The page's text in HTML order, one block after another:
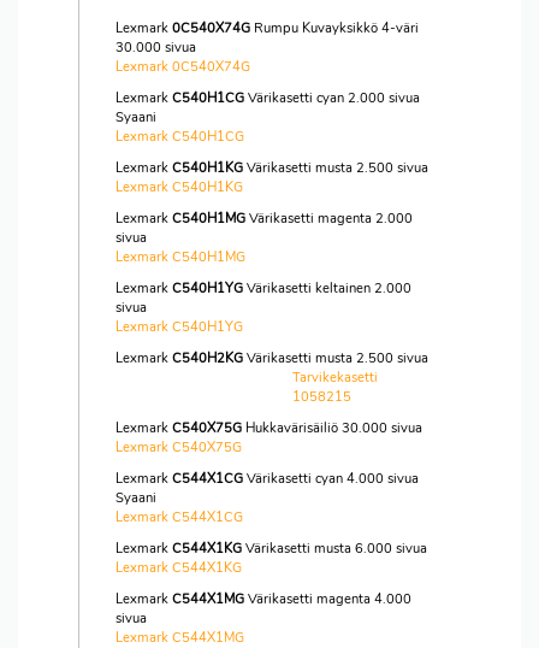
Lexmark 0C540X74G Rumpu Kuvayksikkö 4-väri
30.000 sivua
Lexmark 0C540X74G
Lexmark C540H1CG Värikasetti cyan 2.000 sivua
Syaani
Lexmark C540H1CG
Lexmark C540H1KG Värikasetti musta 2.500 sivua
Lexmark C540H1KG
Lexmark C540H1MG Värikasetti magenta 2.000
sivua
Lexmark C540H1MG
Lexmark C540H1YG Värikasetti keltainen 2.000
sivua
Lexmark C540H1YG
Lexmark C540H2KG Värikasetti musta 2.500 sivua
Tarvikekasetti
1058215
Lexmark C540X75G Hukkavärisäiliö 30.000 sivua
Lexmark C540X75G
Lexmark C544X1CG Värikasetti cyan 4.000 sivua
Syaani
Lexmark C544X1CG
Lexmark C544X1KG Värikasetti musta 6.000 sivua
Lexmark C544X1KG
Lexmark C544X1MG Värikasetti magenta 4.000
sivua
Lexmark C544X1MG